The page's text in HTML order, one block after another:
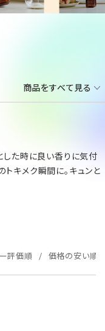
商品をすべて見る
した時に良い香りに気付
トキメク瞬間に。キュンと
評価順 価格の安い順